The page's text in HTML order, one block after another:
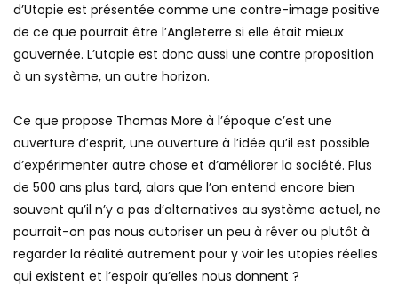
d’Utopie est présentée comme une contre-image positive
de ce que pourrait être l’Angleterre si elle était mieux
gouvernée. L’utopie est donc aussi une contre proposition
à un système, un autre horizon.
Ce que propose Thomas More à l’époque c’est une
ouverture d’esprit, une ouverture à l’idée qu’il est possible
d’expérimenter autre chose et d’améliorer la société. Plus
de 500 ans plus tard, alors que l’on entend encore bien
souvent qu’il n’y a pas d’alternatives au système actuel, ne
pourrait-on pas nous autoriser un peu à rêver ou plutôt à
regarder la réalité autrement pour y voir les utopies réelles
qui existent et l’espoir qu’elles nous donnent ?